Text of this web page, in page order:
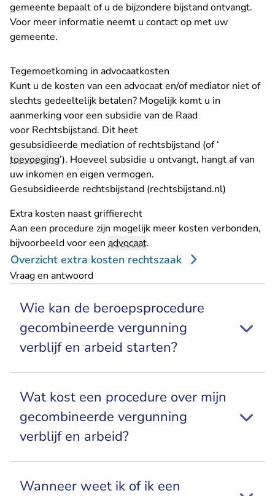
gemeente bepaalt of u de bijzondere bijstand ontvangt.
Voor meer informatie neemt u contact op met uw
gemeente.
Tegemoetkoming in advocaatkosten
Kunt u de kosten van een advocaat en/of mediator niet of
slechts gedeeltelijk betalen? Mogelijk komt u in
aanmerking voor een subsidie van de Raad
voor Rechtsbijstand. Dit heet
gesubsidieerde mediation of rechtsbijstand (of ‘
toevoeging’). Hoeveel subsidie u ontvangt, hangt af van
uw inkomen en eigen vermogen.
Gesubsidieerde rechtsbijstand (rechtsbijstand.nl)
Extra kosten naast griffierecht
Aan een procedure zijn mogelijk meer kosten verbonden,
bijvoorbeeld voor een advocaat.
Overzicht extra kosten rechtszaak
Vraag en antwoord
Wie kan de beroepsprocedure
gecombineerde vergunning
verblijf en arbeid starten?
Wat kost een procedure over mijn
gecombineerde vergunning
verblijf en arbeid?
Wanneer weet ik of ik een